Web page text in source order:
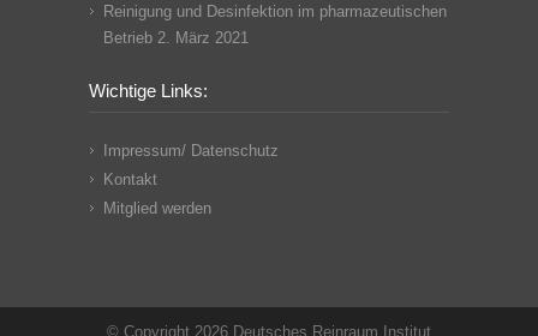
Reinigung und Desinfektion im pharmazeutischen
Betrieb 2. März 2021
Wichtige Links:
Impressum/ Datenschutz
Kontakt
Mitglied werden
© Copyright 2026 Deutsches Reinraum Institut